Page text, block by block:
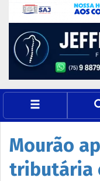
Mourão
tributária